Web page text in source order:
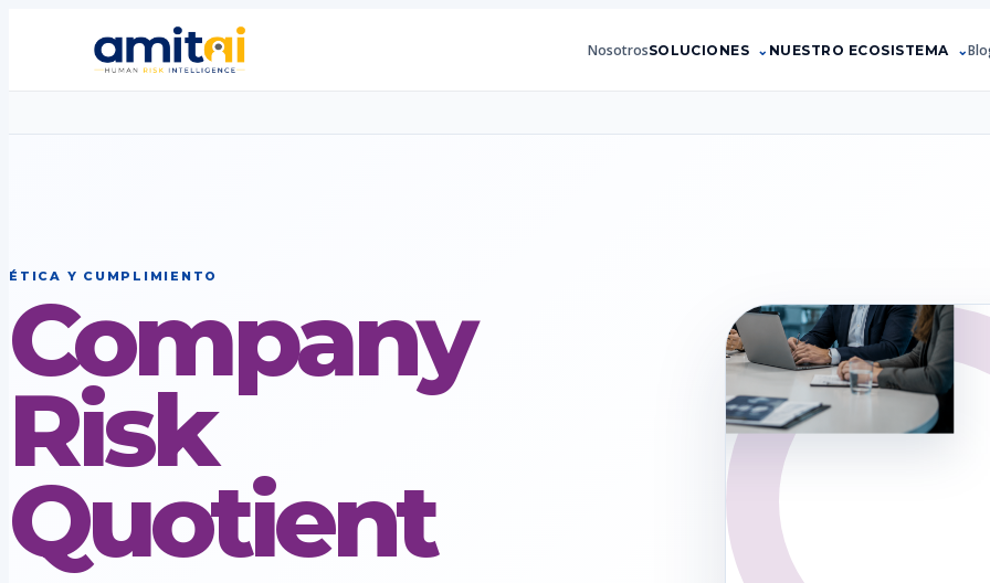
NosotrosSOLUCIONES NUESTRO ECOSISTEMA
ÉTICA Y CUMPLIMIENTO
Company
Risk
Quotient